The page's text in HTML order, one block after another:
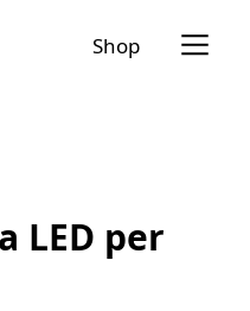
Shop Menü
LED per